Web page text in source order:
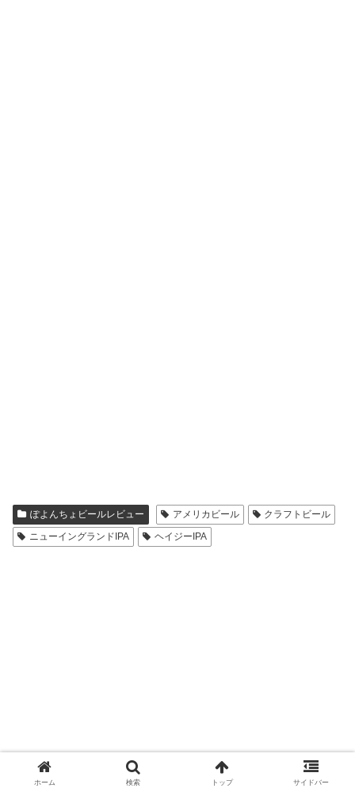
ぽよんちょビールレビュー アメリカビール
クラフトビール
ニューイングランドIPA
ヘイジーIPA
ホーム 検索 トップ サイドバー